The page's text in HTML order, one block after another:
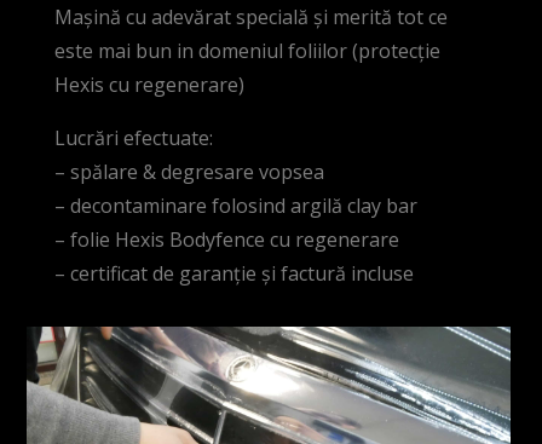
Mașină cu adevărat specială și merită tot ce
este mai bun in domeniul foliilor (protecție
Hexis cu regenerare)
Lucrări efectuate:
– spălare & degresare vopsea
– decontaminare folosind argilă clay bar
– folie Hexis Bodyfence cu regenerare
– certificat de garanție și factură incluse